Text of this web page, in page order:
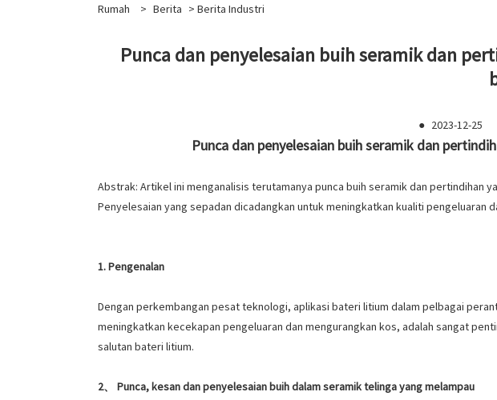
Rumah > Berita > Berita Industri
Punca dan penyelesaian buih seramik dan
● 2023-12-25
Punca dan penyelesaian buih seramik dan
Abstrak: Artikel ini menganalisis terutamanya punca buih seramik dan
Penyelesaian yang sepadan dicadangkan untuk meningkatkan kualiti pengeluaran
1. Pengenalan
Dengan perkembangan pesat teknologi, aplikasi bateri litium dalam pelbagai
meningkatkan kecekapan pengeluaran dan mengurangkan kos, adalah sangat
salutan bateri litium.
2、 Punca, kesan dan penyelesaian buih dalam seramik telinga yang melampau